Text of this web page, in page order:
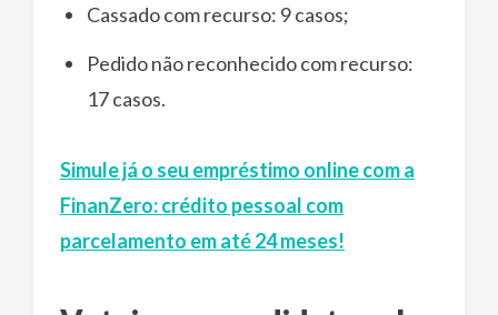
Cassado com recurso: 9 casos;
Pedido não reconhecido com recurso:
17 casos.
Simule já o seu empréstimo online com a
FinanZero: crédito pessoal com
parcelamento em até 24 meses!